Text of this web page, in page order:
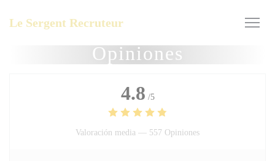
Le Sergent Recruteur
Opiniones
4.8 /5
Valoración media — 557 Opiniones